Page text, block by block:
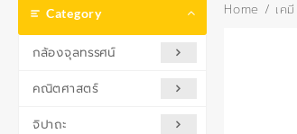
Category
กล้องจุลทรรศน์
คณิตศาสตร์
จิปาถะ
Home / เคมี